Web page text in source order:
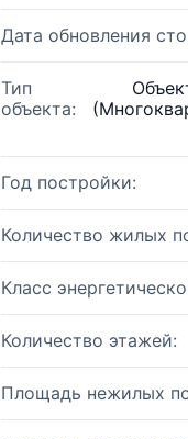
Дата обновления
Тип
объекта:
Год постройки:
Количество жилых
Класс
Количество этажей:
Площадь нежилых